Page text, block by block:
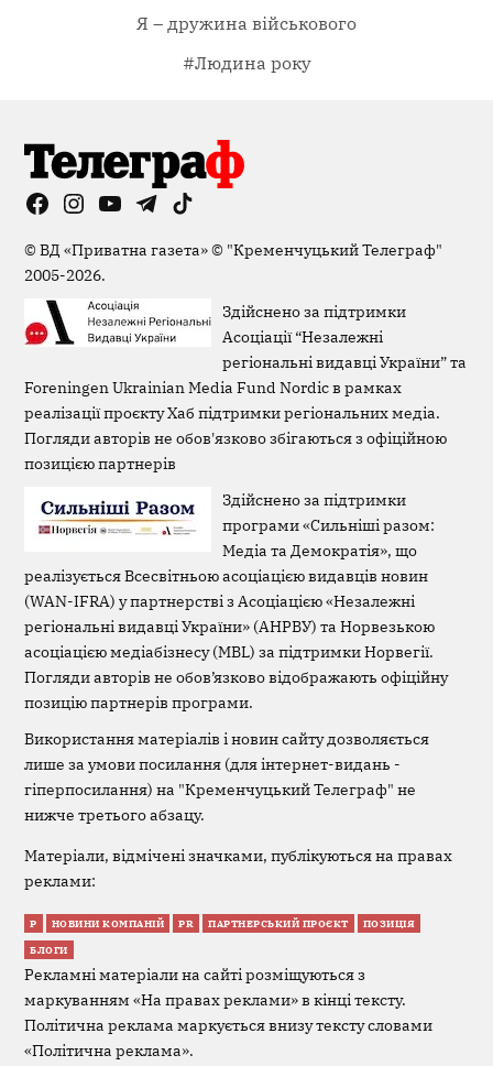
Я – дружина військового
#Людина року
FacebookInstagram
YouTubeTelegramTikTok
©ВД «Приватна газета»© "Кременчуцький Телеграф"
2005-2026.
Здійснено за підтримки
Асоціації “Незалежні
регіональні видавці України” та
Foreningen Ukrainian Media Fund Nordic в рамках
реалізації проєкту Хаб підтримки регіональних медіа.
Погляди авторів не обов'язково збігаються з офіційною
позицією партнерів
Здійснено за підтримки
програми «Сильніші разом:
Медіа та Демократія», що
реалізується Всесвітньою асоціацією видавців новин
(WAN-IFRA) у партнерстві з Асоціацією «Незалежні
регіональні видавці України» (АНРВУ) та Норвезькою
асоціацією медіабізнесу (MBL) за підтримки Норвегії.
Погляди авторів не обов’язково відображають офіційну
позицію партнерів програми.
Використання матеріалів і новин сайту дозволяється
лише за умови посилання (для інтернет-видань -
гіперпосилання) на "Кременчуцький Телеграф" не
нижче третього абзацу.
Матеріали, відмічені значками, публікуються на правах
реклами:
Р НОВИНИ КОМПАНІЙ PR ПАРТНЕРСЬКИЙ ПРОЄКТ ПОЗИЦІЯ
БЛОГИ
Рекламні матеріали на сайті розміщуються з
маркуванням «На правах реклами» в кінці тексту.
Політична реклама маркується внизу тексту словами
«Політична реклама».